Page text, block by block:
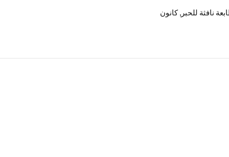
نافثة للحبر كانون